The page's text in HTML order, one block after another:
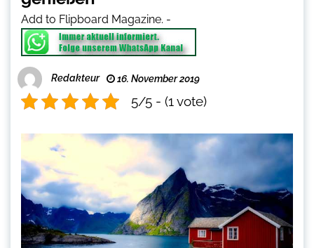
Add to Flipboard Magazine. -
Redakteur 16. November 2019
5/5 - (1 vote)